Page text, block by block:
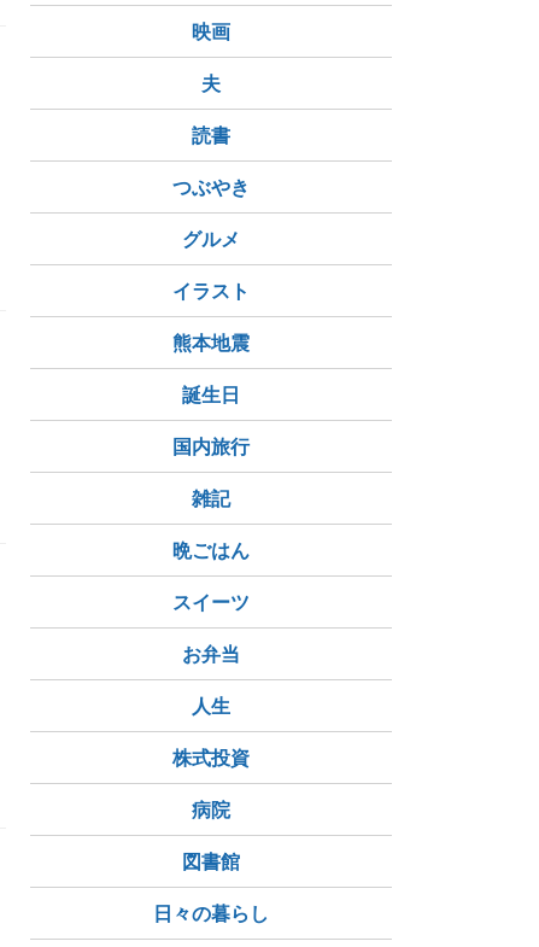
映画
夫
読書
つぶやき
グルメ
イラスト
熊本地震
誕生日
国内旅行
雑記
晩ごはん
スイーツ
お弁当
人生
株式投資
病院
図書館
日々の暮らし